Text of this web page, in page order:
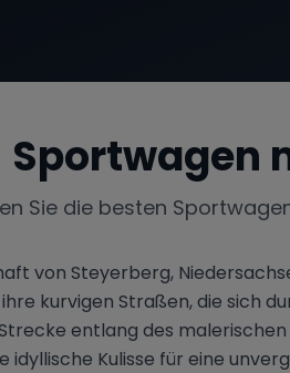
Sportwagen
Sie die besten
von Steyerberg,
kurvigen Straßen, die sich
entlang des
Kulisse für eine